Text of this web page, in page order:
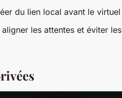
du lien local avant le virtuel
aligner les attentes et éviter les